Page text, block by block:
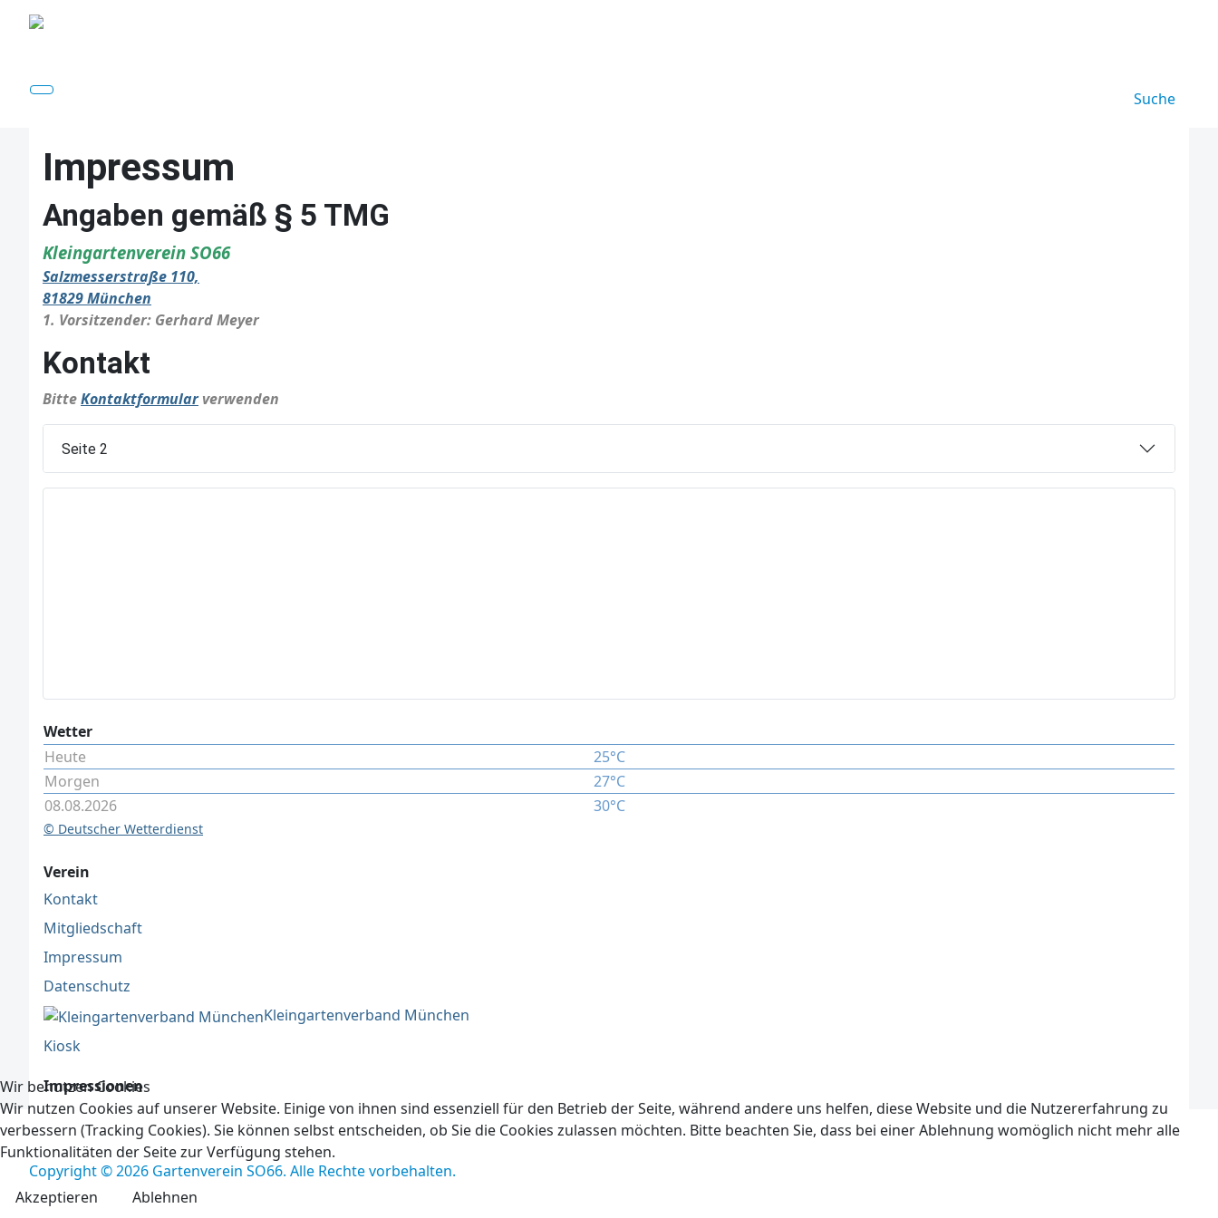
Suche
Verein
Kontakt
Mitgliedschaft
Impressum
Datenschutz
Kleingartenverband München
Kiosk
Impressum
Angaben gemäß § 5 TMG
Kleingartenverein SO66
Salzmesserstraße 110,
81829 München
1. Vorsitzender: Gerhard Meyer
Kontakt
BitteKontaktformularverwenden
Seite 2
Wetter
Heute
25°C
Morgen
27°C
08.08.2026
30°C
© Deutscher Wetterdienst
Impressionen
Copyright © 2026 Gartenverein SO66. Alle Rechte vorbehalten.
Wir benutzen Cookies
Wir nutzen Cookies auf unserer Website. Einige von ihnen sind essenziell für den Betrieb der Seite, während andere uns helfen, diese Website und die Nutzererfahrung zu
verbessern (Tracking Cookies). Sie können selbst entscheiden, ob Sie die Cookies zulassen möchten. Bitte beachten Sie, dass bei einer Ablehnung womöglich nicht mehr alle
Funktionalitäten der Seite zur Verfügung stehen.
Akzeptieren Ablehnen